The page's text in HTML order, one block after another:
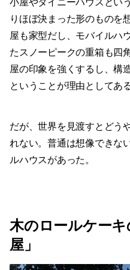
小屋やタイニーハウスとい
りほぼ決まった形のものを
屋も家型だし、モバイルハ
たスノーピークの重箱も四
屋の印象を強くするし、構
ということが理由としてある
だが、世界を見渡すとどう
れない。普通は想像できな
ルハウスがあった。
木のロールケー
屋」